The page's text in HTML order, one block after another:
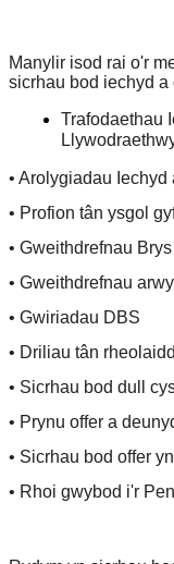
Manylir isod rai o'r
sicrhau bod iechyd
Trafodaethau
• Arolygiadau
• Profion tân ysgol
• Gweithdrefnau
• Gweithdrefnau
• Gwiriadau DBS
• Driliau tân rheolaidd
• Sicrhau bod dull
• Prynu offer a
• Sicrhau bod offer
• Rhoi gwybod i'r